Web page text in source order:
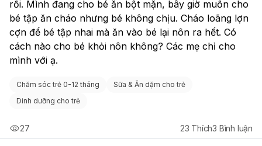
rồi. Mình đang cho bé ăn bột mặn, bây giờ muốn cho
bé tập ăn cháo nhưng bé không chịu. Cháo loãng lợn
cợn để bé tập nhai mà ăn vào bé lại nôn ra hết. Có
cách nào cho bé khỏi nôn không? Các mẹ chỉ cho
mình với ạ.
Chăm sóc trẻ 0-12 tháng
Sữa & Ăn dặm cho trẻ
Dinh dưỡng cho trẻ
27 23 Thích3 Bình luận